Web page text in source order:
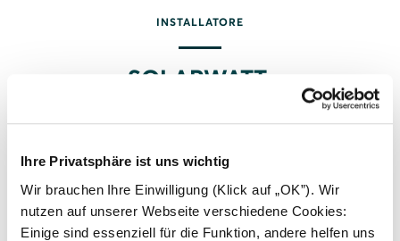
Ihre Privatsphäre ist uns wichtig
Wir brauchen Ihre Einwilligung (Klick auf „OK”). Wir
nutzen auf unserer Webseite verschiedene Cookies:
Einige sind essenziell für die Funktion, andere helfen uns
INSTALLATORE
SOLARWATT
Manager portal per configurare il sistema di
monitoraggio Manager flex.